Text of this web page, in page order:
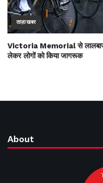
ताज़ा खबर
Victoria Memorial से
लेकर लोगों को किया जागरूक
About